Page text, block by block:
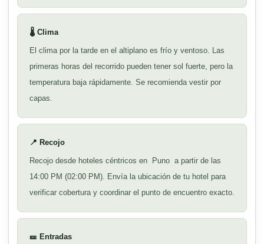
🌡️ Clima
El clima por la tarde en el altiplano es frío y ventoso. Las
primeras horas del recorrido pueden tener sol fuerte, pero la
temperatura baja rápidamente. Se recomienda vestir por
capas.
📍 Recojo
Recojo desde hoteles céntricos en Puno a partir de las
14:00 PM (02:00 PM). Envía la ubicación de tu hotel para
verificar cobertura y coordinar el punto de encuentro exacto.
🎫 Entradas